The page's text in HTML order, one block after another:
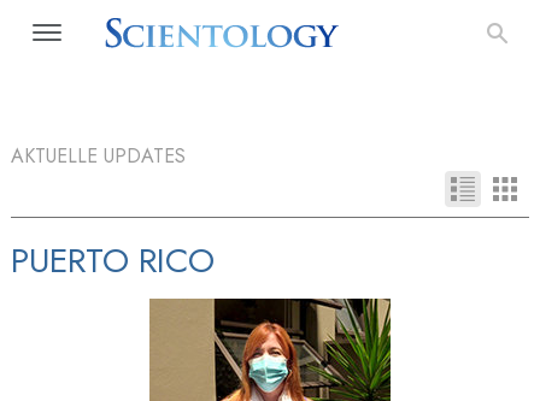
AKTUELLE UPDATES
PUERTO RICO